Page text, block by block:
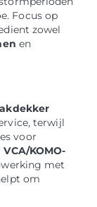
Focus op
zowel
en
terwijl
voor
VCA/KOMO-
met
om